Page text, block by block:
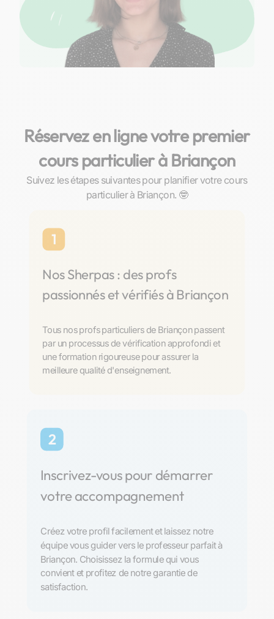
Réservez en ligne votre premier
cours particulier à Briançon
Suivez les étapes suivantes pour planifier votre cours
particulier à Briançon. 🤓
1
Nos Sherpas : des profs
passionnés et vérifiés à Briançon
Tous nos profs particuliers de Briançon passent
par un processus de vérification approfondi et
une formation rigoureuse pour assurer la
meilleure qualité d'enseignement.
2
Inscrivez-vous pour démarrer
votre accompagnement
Créez votre profil facilement et laissez notre
équipe vous guider vers le professeur parfait à
Briançon. Choisissez la formule qui vous
convient et profitez de notre garantie de
satisfaction.